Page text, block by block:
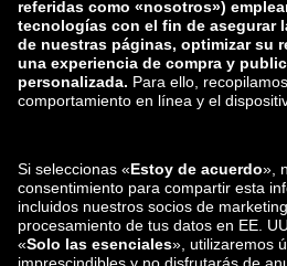
zalando-lounge.lt
zalando-lounge.ro
zalando-lounge.lu
zalando-lounge.lv